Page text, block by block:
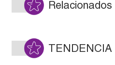
Relacionados
TENDENCIA